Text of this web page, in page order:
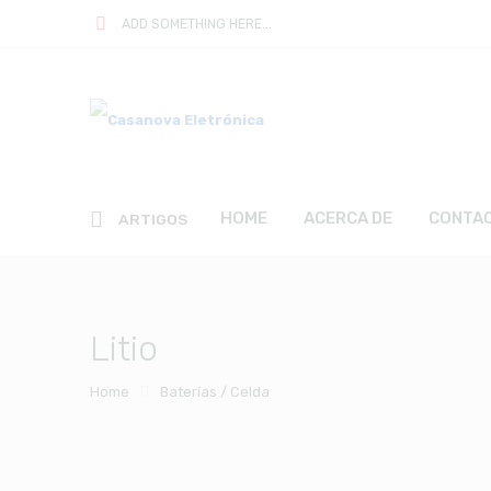
ADD SOMETHING HERE...
ARTIGOS HOME ACERCA DE
Litio
Home Baterías / Celda